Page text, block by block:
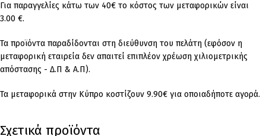
Για παραγγελίες κάτω των 40€ το κόστος των μεταφορικών είναι
3.00 €.
Τα προϊόντα παραδίδονται στη διεύθυνση του πελάτη (εφόσον η
μεταφορική εταιρεία δεν απαιτεί επιπλέον χρέωση χιλιομετρικής
απόστασης - Δ.Π & Α.Π).
Τα μεταφορικά στην Κύπρο κοστίζουν 9.90€ για οποιαδήποτε αγορά.
Σχετικά προϊόντα